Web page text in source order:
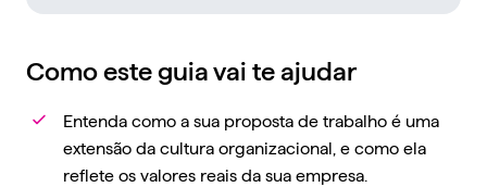
Como este guia vai te ajudar
Entenda como a sua proposta de trabalho é uma
extensão da cultura organizacional, e como ela
reflete os valores reais da sua empresa.